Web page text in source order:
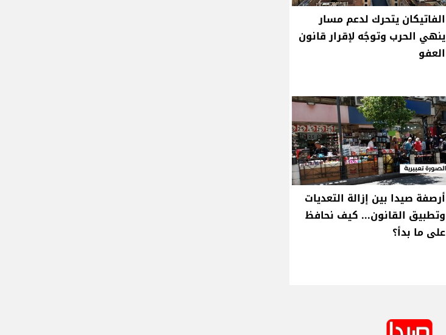
الفاتيكان يتحرك لدعم مسار
ينهي الحرب وتوجُه لإقرار قانون
العفو
أرصفة صيدا بين إزالة التعديات
وتطبيق القانون... كيف نحافظ
على ما بدأ؟